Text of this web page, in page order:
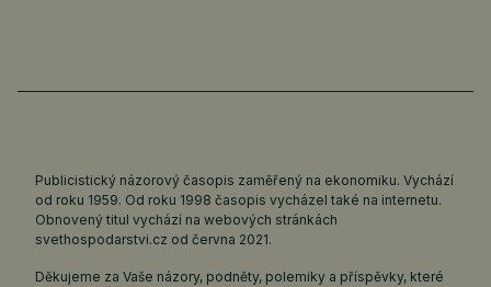
Publicistický názorový časopis zaměřený na ekonomiku. Vychází
od roku 1959. Od roku 1998 časopis vycházel také na internetu.
Obnovený titul vychází na webových stránkách
svethospodarstvi.cz od června 2021.
Děkujeme za Vaše názory, podněty, polemiky a příspěvky, které